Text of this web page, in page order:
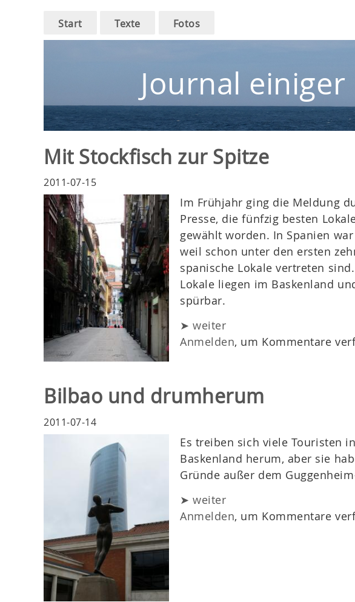
Main
navigation
Start Texte Fotos
Journal einiger
Mit Stockfisch zur Spitze
2011-07-15
Im Frühjahr ging die Meldung
Presse, die fünfzig besten
gewählt worden. In Spanien
weil schon unter den ersten
spanische Lokale vertreten
Lokale liegen im Baskenland
spürbar.
➤ weiter
Anmelden, um Kommentare
Bilbao und drumherum
2011-07-14
Es treiben sich viele Touristen
Baskenland herum, aber sie
Gründe außer dem
➤ weiter
Anmelden, um Kommentare